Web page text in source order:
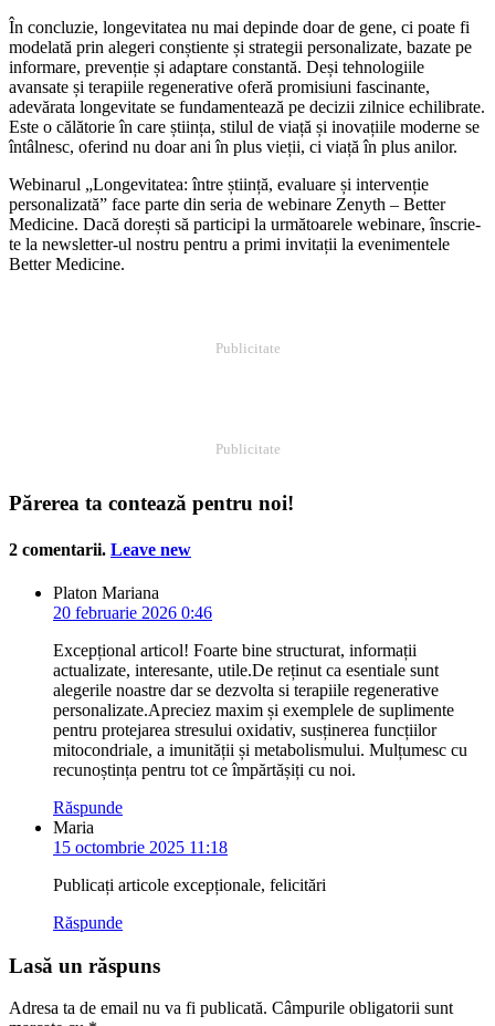
În concluzie, longevitatea nu mai depinde doar de gene, ci poate fi
modelată prin alegeri conștiente și strategii personalizate, bazate pe
informare, prevenție și adaptare constantă. Deși tehnologiile
avansate și terapiile regenerative oferă promisiuni fascinante,
adevărata longevitate se fundamentează pe decizii zilnice echilibrate.
Este o călătorie în care știința, stilul de viață și inovațiile moderne se
întâlnesc, oferind nu doar ani în plus vieții, ci viață în plus anilor.
Webinarul „Longevitatea: între știință, evaluare și intervenție
personalizată” face parte din seria de webinare Zenyth – Better
Medicine. Dacă dorești să participi la următoarele webinare, înscrie-
te la newsletter-ul nostru pentru a primi invitații la evenimentele
Better Medicine.
Publicitate
Publicitate
Părerea ta contează pentru noi!
2 comentarii. Leave new
Platon Mariana
20 februarie 2026 0:46
Excepțional articol! Foarte bine structurat, informații
actualizate, interesante, utile.De reținut ca esentiale sunt
alegerile noastre dar se dezvolta si terapiile regenerative
personalizate.Apreciez maxim și exemplele de suplimente
pentru protejarea stresului oxidativ, susținerea funcțiilor
mitocondriale, a imunității și metabolismului. Mulțumesc cu
recunoștința pentru tot ce împărtășiți cu noi.
Răspunde
Maria
15 octombrie 2025 11:18
Publicați articole excepționale, felicitări
Răspunde
Lasă un răspuns
Adresa ta de email nu va fi publicată. Câmpurile obligatorii sunt